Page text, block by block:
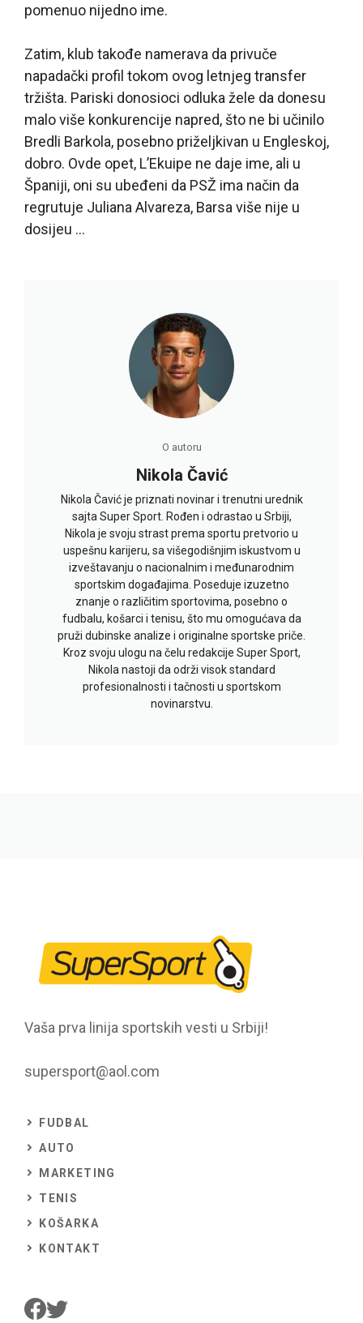
pomenuo nijedno ime.
Zatim, klub takođe namerava da privuče
napadački profil tokom ovog letnjeg transfer
tržišta. Pariski donosioci odluka žele da donesu
malo više konkurencije napred, što ne bi učinilo
Bredli Barkola, posebno priželjkivan u Engleskoj,
dobro. Ovde opet, L’Ekuipe ne daje ime, ali u
Španiji, oni su ubeđeni da PSŽ ima način da
regrutuje Juliana Alvareza, Barsa više nije u
dosijeu …
O autoru
Nikola Čavić
Nikola Čavić je priznati novinar i trenutni urednik
sajta Super Sport. Rođen i odrastao u Srbiji,
Nikola je svoju strast prema sportu pretvorio u
uspešnu karijeru, sa višegodišnjim iskustvom u
izveštavanju o nacionalnim i međunarodnim
sportskim događajima. Poseduje izuzetno
znanje o različitim sportovima, posebno o
fudbalu, košarci i tenisu, što mu omogućava da
pruži dubinske analize i originalne sportske priče.
Kroz svoju ulogu na čelu redakcije Super Sport,
Nikola nastoji da održi visok standard
profesionalnosti i tačnosti u sportskom
novinarstvu.
Vaša prva linija sportskih vesti u Srbiji!
supersport@aol.com
FUDBAL
AUTO
MARKETING
TENIS
KOŠARKA
KONTAKT